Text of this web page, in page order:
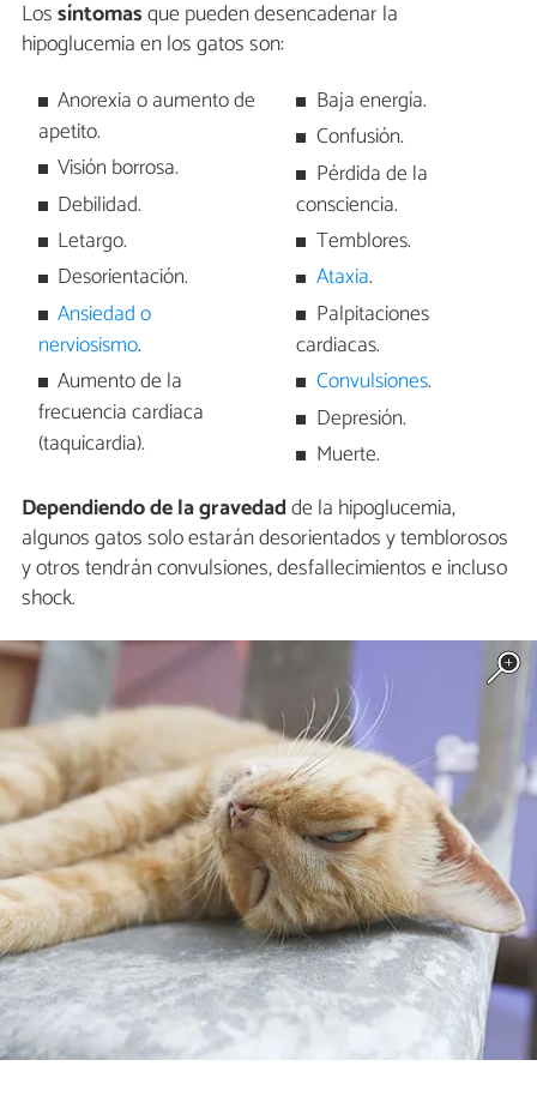
Lossíntomasque pueden desencadenar la
hipoglucemia en los gatos son:
Anorexia o aumento de
apetito.
Visión borrosa.
Debilidad.
Letargo.
Desorientación.
Ansiedad o
nerviosismo.
Aumento de la
frecuencia cardiaca
(taquicardia).
Baja energía.
Confusión.
Pérdida de la
consciencia.
Temblores.
Ataxia.
Palpitaciones
cardiacas.
Convulsiones.
Depresión.
Muerte.
Dependiendo de la gravedadde la hipoglucemia,
algunos gatos solo estarán desorientados y temblorosos
y otros tendrán convulsiones, desfallecimientos e incluso
shock.